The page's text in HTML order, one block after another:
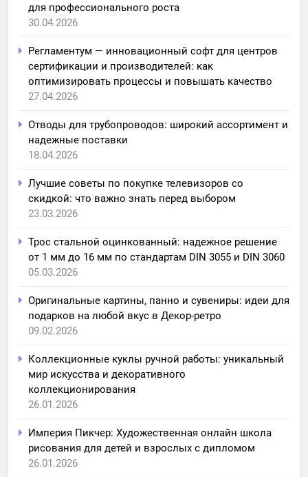
для профессионального роста
30.04.2026
Регламентум — инновационный софт для центров
сертификации и производителей: как
оптимизировать процессы и повышать качество
27.04.2026
Отводы для трубопроводов: широкий ассортимент и
надежные поставки
18.04.2026
Лучшие советы по покупке телевизоров со
скидкой: что важно знать перед выбором
23.03.2026
Трос стальной оцинкованный: надежное решение
от 1 мм до 16 мм по стандартам DIN 3055 и DIN 3060
05.03.2026
Оригинальные картины, панно и сувениры: идеи для
подарков на любой вкус в Декор-ретро
09.02.2026
Коллекционные куклы ручной работы: уникальный
мир искусства и декоративного
коллекционирования
26.01.2026
Империя Пикчер: Художественная онлайн школа
рисования для детей и взрослых с дипломом
26.01.2026